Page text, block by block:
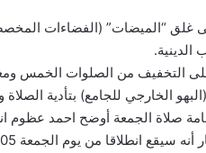
غلق “الميضات” (الفضاءات
الدينية.
التخفيف من الصلوات الخمس
الخارجي للجامع) بتأدية
صلاة الجمعة أوضح احمد